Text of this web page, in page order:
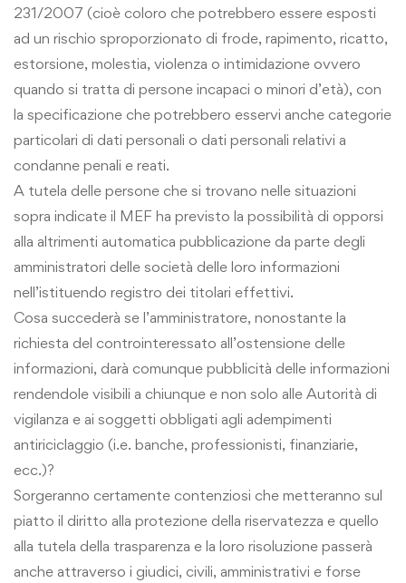
231/2007 (cioè coloro che potrebbero essere esposti
ad un rischio sproporzionato di frode, rapimento, ricatto,
estorsione, molestia, violenza o intimidazione ovvero
quando si tratta di persone incapaci o minori d’età), con
la specificazione che potrebbero esservi anche categorie
particolari di dati personali o dati personali relativi a
condanne penali e reati.
A tutela delle persone che si trovano nelle situazioni
sopra indicate il MEF ha previsto la possibilità di opporsi
alla altrimenti automatica pubblicazione da parte degli
amministratori delle società delle loro informazioni
nell’istituendo registro dei titolari effettivi.
Cosa succederà se l’amministratore, nonostante la
richiesta del controinteressato all’ostensione delle
informazioni, darà comunque pubblicità delle informazioni
rendendole visibili a chiunque e non solo alle Autorità di
vigilanza e ai soggetti obbligati agli adempimenti
antiriciclaggio (i.e. banche, professionisti, finanziarie,
ecc.)?
Sorgeranno certamente contenziosi che metteranno sul
piatto il diritto alla protezione della riservatezza e quello
alla tutela della trasparenza e la loro risoluzione passerà
anche attraverso i giudici, civili, amministrativi e forse